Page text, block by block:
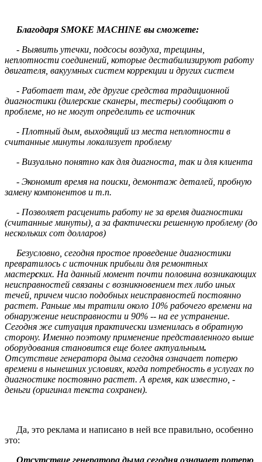
Благодаря SMOKE MACHINE вы сможете:
- Выявить утечки, подсосы воздуха, трещины,
неплотности соединений, которые дестабилизируют работу
двигателя, вакуумных систем коррекции и других систем
- Работает там, где другие средства традиционной
диагностики (дилерские сканеры, тестеры) сообщают о
проблеме, но не могут определить ее источник
- Плотный дым, выходящий из места неплотности в
считанные минуты локализует проблему
- Визуально понятно как для диагноста, так и для клиента
- Экономит время на поиски, демонтаж деталей, пробную
замену компонентов и т.п.
- Позволяет расценить работу не за время диагностики
(считанные минуты), а за фактически решенную проблему (до
нескольких сот долларов)
Безусловно, сегодня простое проведение диагностики
превратилось с источник прибыли для ремонтных
мастерских. На данный момент почти половина возникающих
неисправностей связаны с возникновением тех либо иных
течей, причем число подобных неисправностей постоянно
растет. Раньше мы тратили около 10% рабочего времени на
обнаружение неисправности и 90% -- на ее устранение.
Сегодня же ситуация практически изменилась в обратную
сторону. Именно поэтому применение представленного выше
оборудования становится еще более актуальным.
Отсутствие генератора дыма сегодня означает потерю
времени в нынешних условиях, когда потребность в услугах по
диагностике постоянно растет. А время, как известно, -
деньги (оригинал текста сохранен).
Да, это реклама и написано в ней все правильно, особенно
это:
Отсутствие генератора дыма сегодня означает потерю